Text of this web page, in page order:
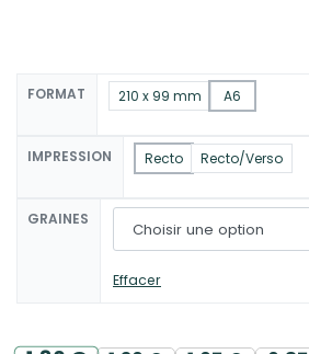
FORMAT 210 x 99 mm A6
IMPRESSION Recto Recto/Verso
GRAINES
Effacer